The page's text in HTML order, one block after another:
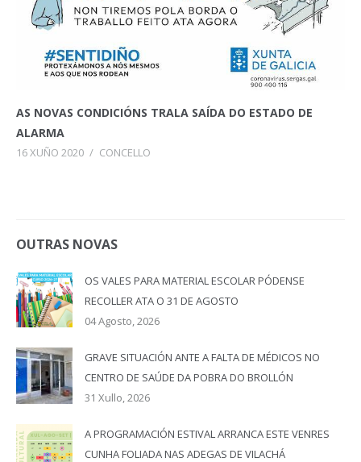
AS NOVAS CONDICIÓNS TRALA SAÍDA DO ESTADO DE
ALARMA
16 XUÑO 2020 / CONCELLO
OUTRAS NOVAS
OS VALES PARA MATERIAL ESCOLAR PÓDENSE
RECOLLER ATA O 31 DE AGOSTO
04 Agosto, 2026
GRAVE SITUACIÓN ANTE A FALTA DE MÉDICOS NO
CENTRO DE SAÚDE DA POBRA DO BROLLÓN
31 Xullo, 2026
A PROGRAMACIÓN ESTIVAL ARRANCA ESTE VENRES
CUNHA FOLIADA NAS ADEGAS DE VILACHÁ